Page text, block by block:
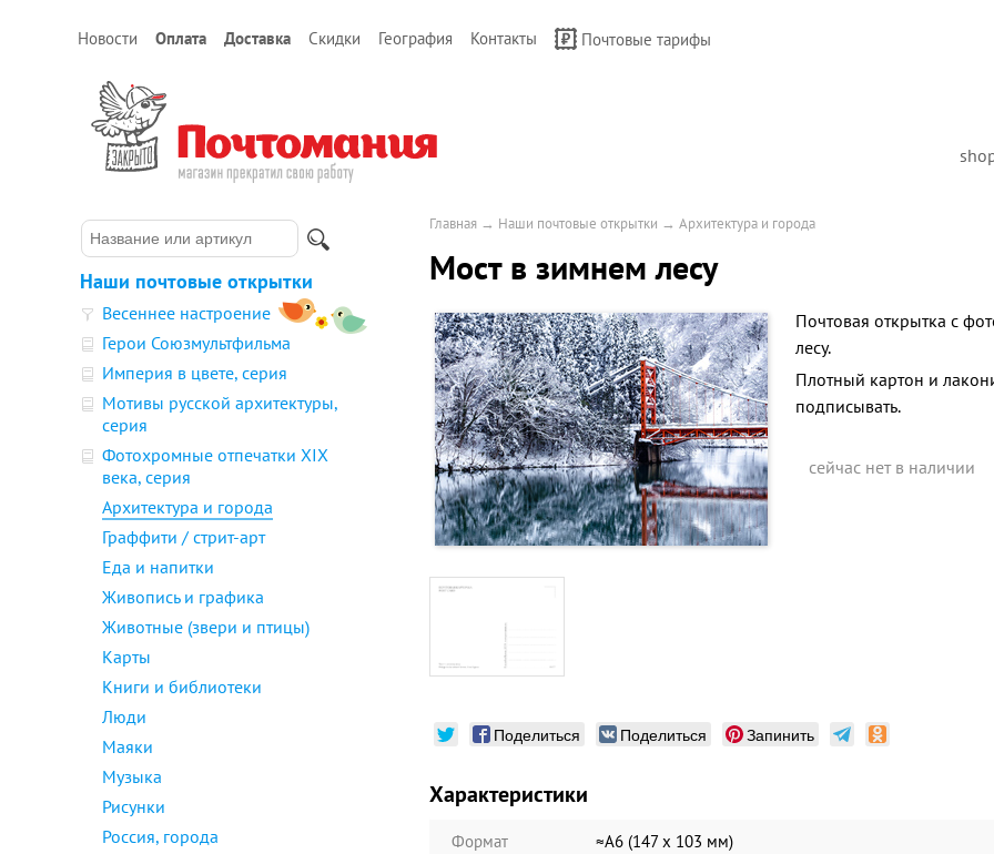
Новости Оплата Доставка Скидки География Контакты Почтовые тарифы
Наши почтовые открытки
Весеннее настроение
Герои Союзмультфильма
Империя в цвете, серия
Мотивы русской архитектуры,
серия
Фотохромные отпечатки XIX
века, серия
Архитектура и города
Граффити / стрит-арт
Еда и напитки
Живопись и графика
Животные (звери и птицы)
Карты
Книги и библиотеки
Люди
Маяки
Музыка
Рисунки
Россия, города
Главная → Наши почтовые открытки → Архитектура и города
Мост в зимнем лесу
Почтовая открытка с
лесу.
Плотный картон и
подписывать.
сейчас нет в наличии
Поделиться Поделиться Запинить
Характеристики
Формат ≈А6 (147 х 103 мм)